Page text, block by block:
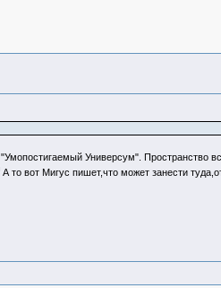
Универсум". Пространство
А то вот Мигус пишет,что может занести